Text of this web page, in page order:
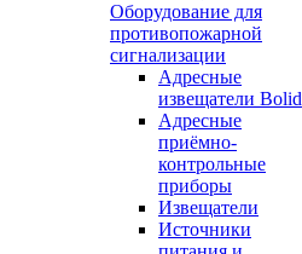
Оборудование для
противопожарной
сигнализации
Адресные
извещатели Bolid
Адресные
приёмно-
контрольные
приборы
Извещатели
Источники